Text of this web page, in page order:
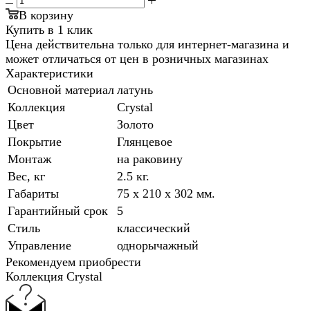
В корзину
Купить в 1 клик
Цена действительна только для интернет-магазина и
может отличаться от цен в розничных магазинах
Характеристики
Основной материал латунь
Коллекция
Crystal
Цвет
Золото
Покрытие
Глянцевое
Монтаж
на раковину
Вес, кг
2.5 кг.
Габариты
75 x 210 x 302 мм.
Гарантийный срок
5
Стиль
классический
Управление
однорычажный
Рекомендуем приобрести
Коллекция Crystal